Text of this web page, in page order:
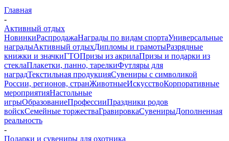
Главная
-
Активный отдых
НовинкиРаспродажаНаграды по видам спортаУниверсальные
наградыАктивный отдыхДипломы и грамотыРазрядные
книжки и значкиГТОПризы из акрилаПризы и подарки из
стеклаПлакетки, панно, тарелкиФутляры для
наградТекстильная продукцияСувениры с символикой
России, регионов, странЖивотныеИскусствоКорпоративные
мероприятияНастольные
игрыОбразованиеПрофессииПраздники родов
войскСемейные торжестваГравировкаСувенирыДополненная
реальность
-
Подарки и сувениры для охотника